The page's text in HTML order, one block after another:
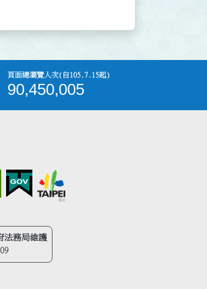
頁面總瀏覽人次(自105.7.15起)
90,450,005
法務局維護